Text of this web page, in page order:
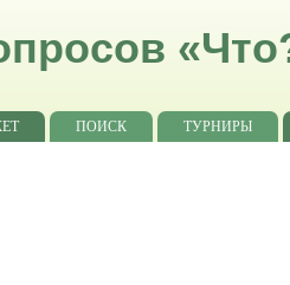
ПОИСК ТУРНИРЫ